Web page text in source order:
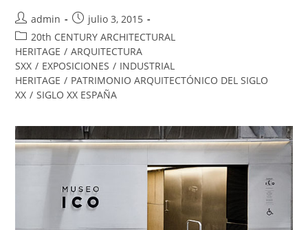
admin
julio 3, 2015
20th CENTURY ARCHITECTURAL
HERITAGE / ARQUITECTURA
SXX / EXPOSICIONES / INDUSTRIAL
HERITAGE / PATRIMONIO ARQUITECTÓNICO DEL SIGLO
XX / SIGLO XX ESPAÑA